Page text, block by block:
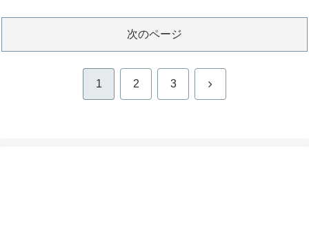
次のページ
1 2 3 次